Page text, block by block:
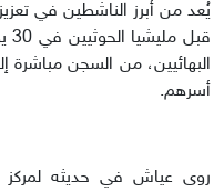
يُعد من أبرز الناشطين في
البهائيين، من السجن مباشرة
أسرهم.